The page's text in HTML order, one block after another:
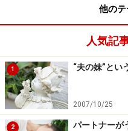
他の
人気記
1 “夫の妹”とい
2007/10/25
2 パートナーが